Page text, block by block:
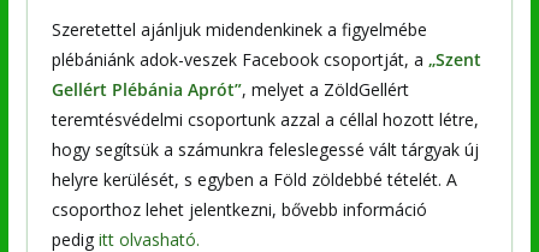
Szeretettel ajánljuk midendenkinek a figyelmébe
plébániánk adok-veszek Facebook csoportját, a „Szent
Gellért Plébánia Aprót”, melyet a ZöldGellért
teremtésvédelmi csoportunk azzal a céllal hozott létre,
hogy segítsük a számunkra feleslegessé vált tárgyak új
helyre kerülését, s egyben a Föld zöldebbé tételét. A
csoporthoz lehet jelentkezni, bővebb információ
pedig itt olvasható.